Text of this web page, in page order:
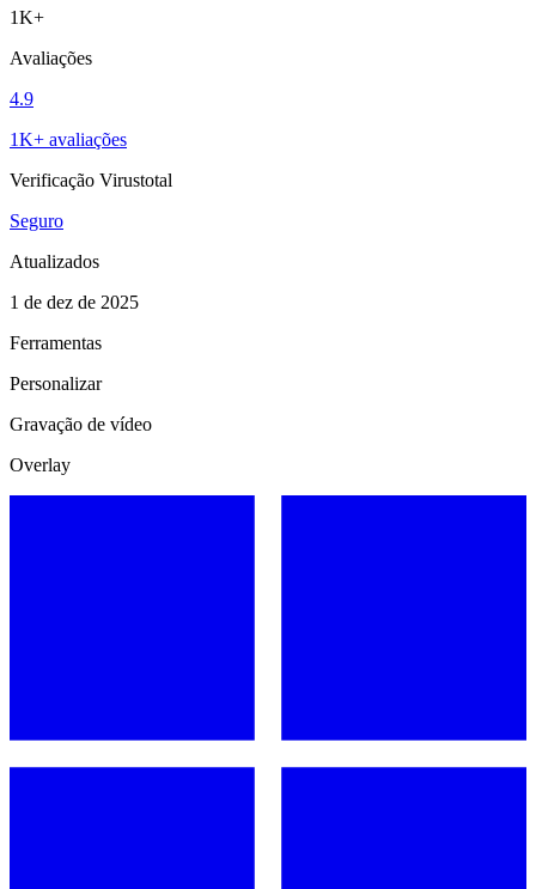
1K+
Avaliações
4.9
1K+ avaliações
Verificação Virustotal
Seguro
Atualizados
1 de dez de 2025
Ferramentas
Personalizar
Gravação de vídeo
Overlay